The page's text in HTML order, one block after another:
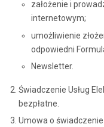
założenie i
internetowym;
umożliwienie
odpowiedni
Newsletter.
Świadczenie Usług
bezpłatne.
Umowa o